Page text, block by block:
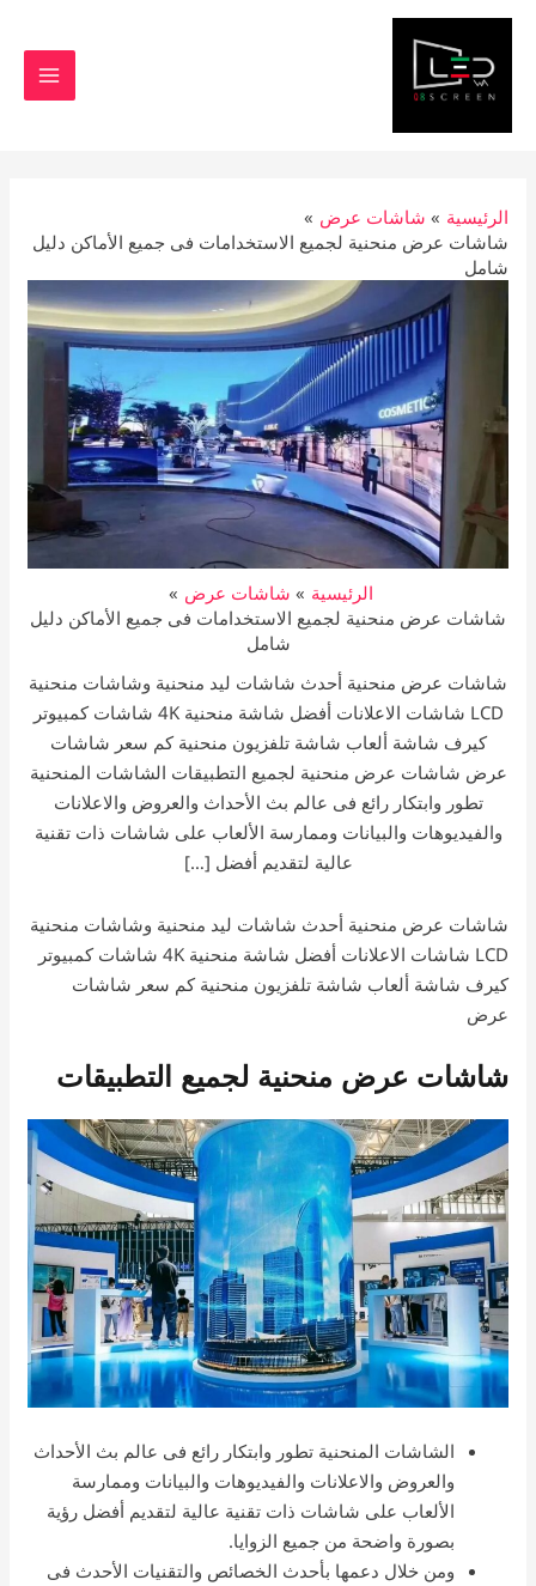
تخطي
المحتوى
الرئيسية
شاشات عرض
شاشات عرض منحنية لجميع الاستخدامات فى جميع الأماكن دليل
شامل
الرئيسية
شاشات عرض
شاشات عرض منحنية لجميع الاستخدامات فى جميع الأماكن دليل
شامل
شاشات عرض منحنية أحدث شاشات ليد منحنية وشاشات منحنية
LCD شاشات الاعلانات أفضل شاشة منحنية 4K شاشات كمبيوتر
كيرف شاشة ألعاب شاشة تلفزيون منحنية كم سعر شاشات
عرض شاشات عرض منحنية لجميع التطبيقات الشاشات المنحنية
تطور وابتكار رائع فى عالم بث الأحداث والعروض والاعلانات
والفيديوهات والبيانات وممارسة الألعاب على شاشات ذات تقنية
عالية لتقديم أفضل […]
شاشات عرض منحنية أحدث شاشات ليد منحنية وشاشات منحنية
LCD شاشات الاعلانات أفضل شاشة منحنية 4K شاشات كمبيوتر
كيرف شاشة ألعاب شاشة تلفزيون منحنية كم سعر شاشات
عرض
شاشات عرض منحنية لجميع التطبيقات
الشاشات المنحنية تطور وابتكار رائع فى عالم بث الأحداث
والعروض والاعلانات والفيديوهات والبيانات وممارسة
الألعاب على شاشات ذات تقنية عالية لتقديم أفضل رؤية
بصورة واضحة من جميع الزوايا.
ومن خلال دعمها بأحدث الخصائص والتقنيات الأحدث فى